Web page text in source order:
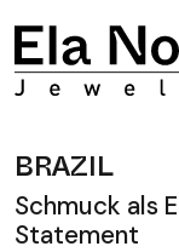
BRAZIL
Schmuck als
Statement